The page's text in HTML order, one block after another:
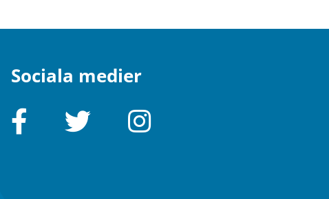
Sociala medier
Facebook Twitter Instagram